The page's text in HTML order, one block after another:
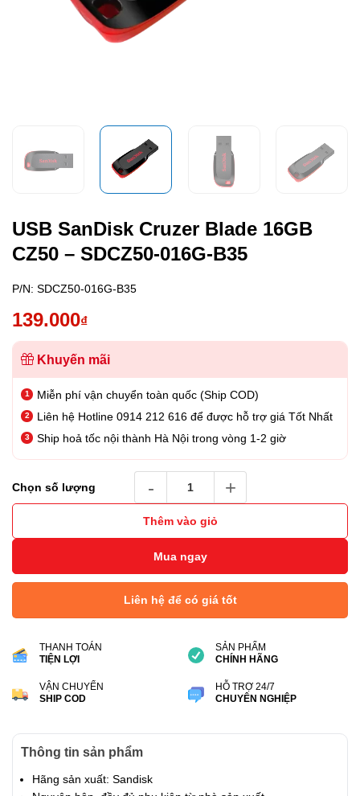
USB SanDisk Cruzer Blade 16GB
CZ50 – SDCZ50-016G-B35
P/N: SDCZ50-016G-B35
139.000₫
Khuyến mãi
Miễn phí vận chuyển toàn quốc (Ship COD)
Liên hệ Hotline 0914 212 616 để được hỗ trợ giá Tốt Nhất
Ship hoả tốc nội thành Hà Nội trong vòng 1-2 giờ
Chọn số lượng
Thêm vào giỏ
Mua ngay
Liên hệ để có giá tốt
THANH TOÁN
TIỆN LỢI
SẢN PHẨM
CHÍNH HÃNG
VẬN CHUYỂN
SHIP COD
HỖ TRỢ 24/7
CHUYÊN NGHIỆP
Thông tin sản phẩm
Hãng sản xuất: Sandisk